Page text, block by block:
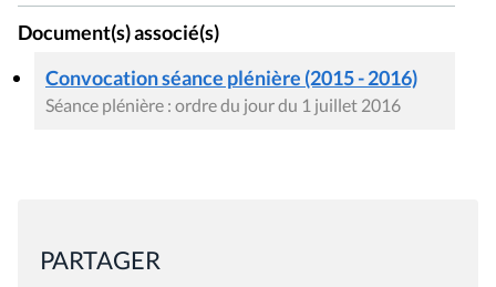
Document(s) associé(s)
Convocation séance plénière (2015 - 2016)
Séance plénière : ordre du jour du 1 juillet 2016
PARTAGER